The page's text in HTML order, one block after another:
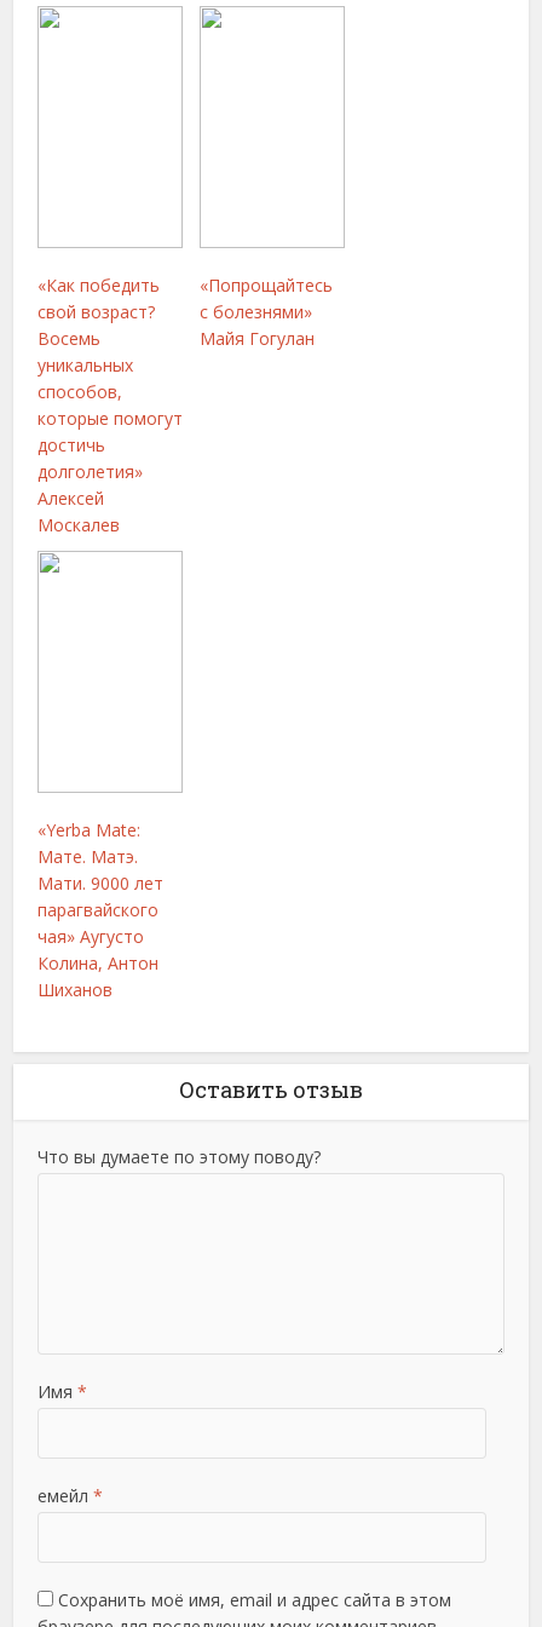
«Как победить
свой возраст?
Восемь
уникальных
способов,
которые помогут
достичь
долголетия»
Алексей
Москалев
«Попрощайтесь
с болезнями»
Майя Гогулан
«Yerba Mate:
Мате. Матэ.
Мати. 9000 лет
парагвайского
чая» Аугусто
Колина, Антон
Шиханов
Оставить отзыв
Что вы думаете по этому поводу?
Имя *
емейл *
Сохранить моё имя, email и адрес сайта в этом